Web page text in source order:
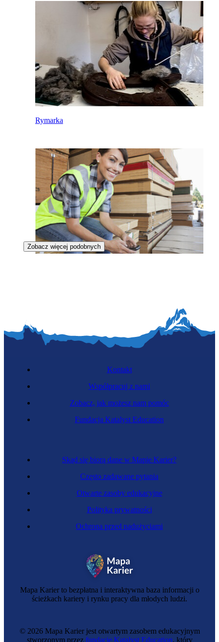
Rymarka
Zobacz więcej podobnych
Mapa Karier to bezpłatna i interaktywna baza informacji o
ścieżkach kariery i rynku pracy dla młodych ludzi.
Skąd się biorą dane w Mapie Karier?
Często zadawane pytania
Otwarte zasoby edukacyjne
Polityka prywatności
Ochrona przed nadużyciami
Kontakt
Współpracuj z nami
Zobacz, jak możesz nam pomóc
Fundacja Katalyst Education
© 2026 Mapa Karier jest otwartym zasobem edukacyjnym
stworzonym przez fundację Katalyst Education, który